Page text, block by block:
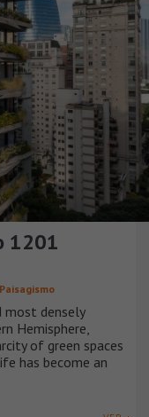
1201
most densely
Hemisphere,
of green spaces
has become an